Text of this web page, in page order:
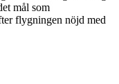
mål som
flygningen nöjd med